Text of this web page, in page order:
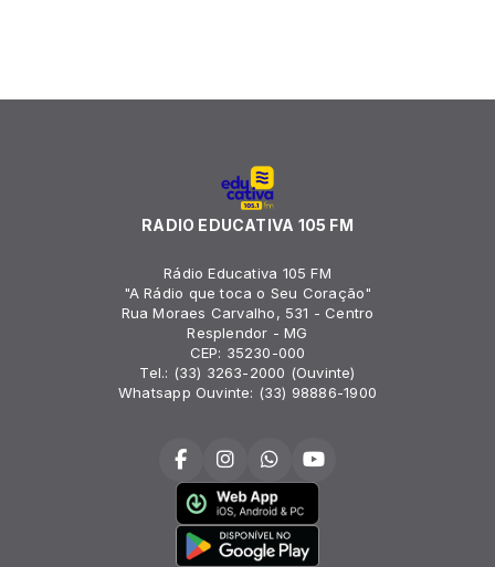
RADIO EDUCATIVA 105 FM
Rádio Educativa 105 FM
"A Rádio que toca o Seu Coração"
Rua Moraes Carvalho, 531 - Centro
Resplendor - MG
CEP: 35230-000
Tel.: (33) 3263-2000 (Ouvinte)
Whatsapp Ouvinte: (33) 98886-1900